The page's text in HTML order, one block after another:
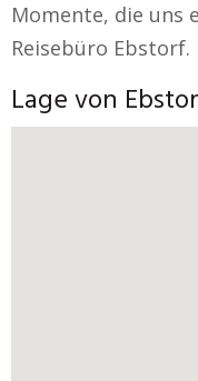
Momente, die uns
Reisebüro Ebstorf.
Lage von